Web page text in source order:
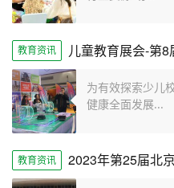
教育资讯 儿童教育展会-第
为有效探索少儿
健康全面发展...
教育资讯 2023年第25届北